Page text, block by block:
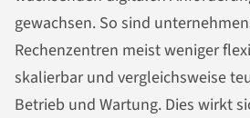
gewachsen. So sind
Rechenzentren meist weniger
skalierbar und vergleichsweise
Betrieb und Wartung. Dies wirkt